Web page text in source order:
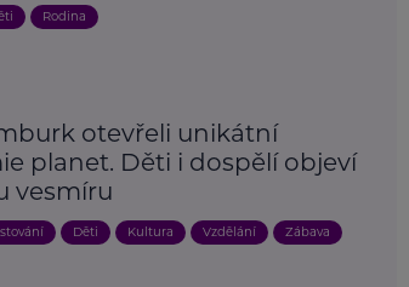
Rodina
otevřeli unikátní
planet. Děti i dospělí objeví
vesmíru
Děti Kultura Vzdělání Zábava